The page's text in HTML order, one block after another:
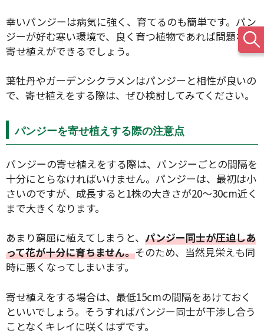
幸いパンジーは病気に強く、育てるのも簡単です。パン
ジーが好む寒い環境で、良く育つ植物であれば問題なく
寄せ植えができるでしょう。
葉牡丹やガーデンシクラメンはパンジーと相性が良いの
で、寄せ植えをする際は、ぜひ検討してみてください。
パンジーを寄せ植えする際の注意点
パンジーの寄せ植えをする際は、パンジーごとの間隔を
十分にとらなければいけません。パンジーは、最初は小
さいのですが、成長すると1株の大きさが20〜30cm近く
まで大きくなります。
あまり窮屈に植えてしまうと、 パンジー同士が圧迫しあ
って花が十分に育ちません。そのため、当然見栄えも同
時に悪くなってしまいます。
寄せ植えをする場合は、最低15cmの間隔をあけておく
といいでしょう。そうすればパンジー同士が干渉し合う
ことなくキレイに咲くはずです。